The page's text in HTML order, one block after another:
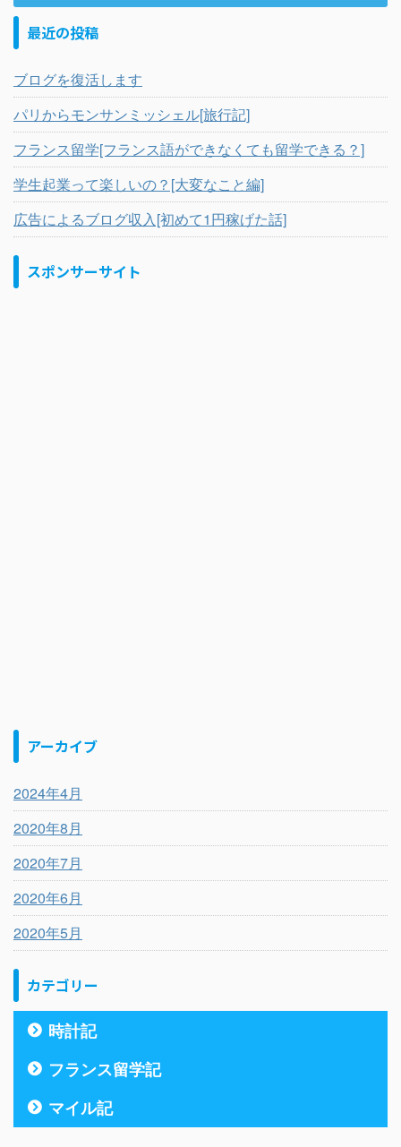
最近の投稿
ブログを復活します
パリからモンサンミッシェル[旅行記]
フランス留学[フランス語ができなくても留学できる？]
学生起業って楽しいの？[大変なこと編]
広告によるブログ収入[初めて1円稼げた話]
スポンサーサイト
アーカイブ
2024年4月
2020年8月
2020年7月
2020年6月
2020年5月
カテゴリー
時計記
フランス留学記
マイル記